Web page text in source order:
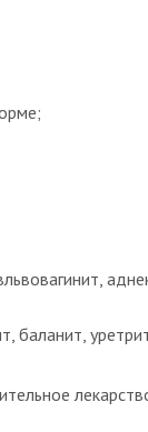
баланит,